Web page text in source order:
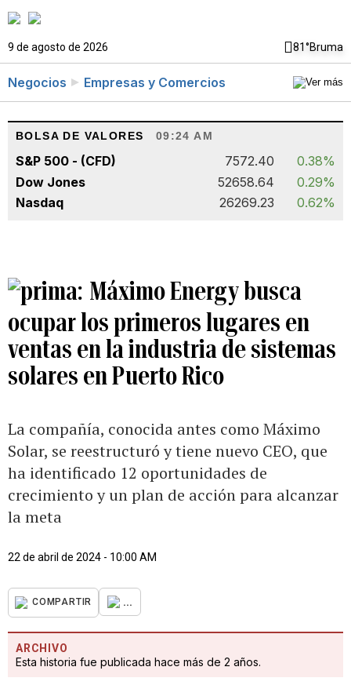
9 de agosto de 2026 81°Bruma
Negocios Empresas y Comercios
BOLSA DE VALORES 09:24 AM
S&P 500 - (CFD) 7572.40
0.38%
Dow Jones
52658.64
0.29%
Nasdaq
26269.23 0.62%
Máximo Energy busca
ocupar los primeros lugares en
ventas en la industria de sistemas
solares en Puerto Rico
La compañía, conocida antes como Máximo
Solar, se reestructuró y tiene nuevo CEO, que
ha identificado 12 oportunidades de
crecimiento y un plan de acción para alcanzar
la meta
22 de abril de 2024 - 10:00 AM
COMPARTIR ...
ARCHIVO
Esta historia fue publicada hace más de 2 años.